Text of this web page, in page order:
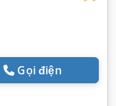
Gọi điện